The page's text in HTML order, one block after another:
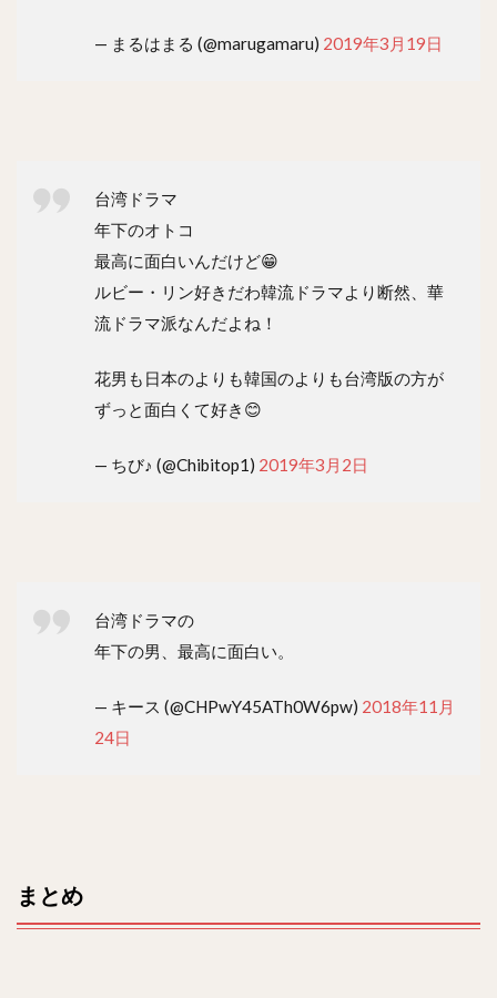
— まるはまる (@marugamaru) 2019年3月19日
台湾ドラマ
年下のオトコ
最高に面白いんだけど😁
ルビー・リン好きだわ韓流ドラマより断然、華
流ドラマ派なんだよね！
花男も日本のよりも韓国のよりも台湾版の方が
ずっと面白くて好き😊
— ちび♪ (@Chibitop1) 2019年3月2日
台湾ドラマの
年下の男、最高に面白い。
— キース (@CHPwY45ATh0W6pw) 2018年11月
24日
まとめ